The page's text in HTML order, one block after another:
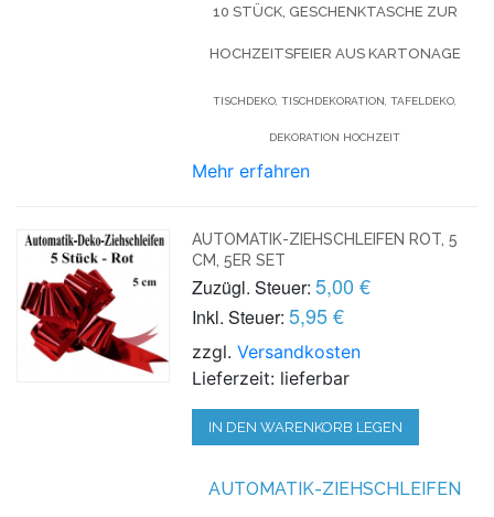
10 STÜCK, GESCHENKTASCHE ZUR
HOCHZEITSFEIER AUS KARTONAGE
TISCHDEKO, TISCHDEKORATION, TAFELDEKO,
DEKORATION HOCHZEIT
Mehr erfahren
AUTOMATIK-ZIEHSCHLEIFEN ROT, 5
CM, 5ER SET
Zuzügl. Steuer: 5,00 €
Inkl. Steuer: 5,95 €
zzgl.Versandkosten
Lieferzeit: lieferbar
IN DEN WARENKORB LEGEN
AUTOMATIK-ZIEHSCHLEIFEN